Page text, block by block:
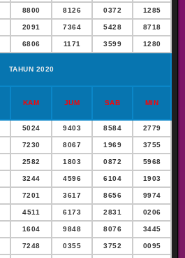
8800 8126 0372 1285
2091 7364 5428 8718
6806 1171 3599 1280
TAHUN 2020
KAM JUM SAB MIN
5024 9403 8584 2779
7230 8067 1969 3755
2582 1803 0872 5968
3244 4596 6104 1903
7201 3617 8656 9974
4511 6173 2831 0206
1604 9848 8076 3445
7248 0355 3752 0095